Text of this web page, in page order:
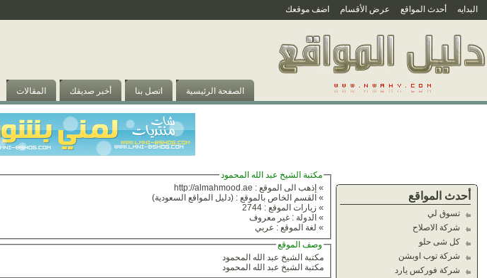
البدايه أحدث المواقع عرض الأقسام اضف موقعك
المقالات أخبر صديقك اتصل بنا الصفحة الرئيسية
أحدث المواقع
تسوق لي
شركة الاصلاح
كل شى حلو
شركة توب اوبشن
شركة فوركس يارد
مكتبة الشيخ عبد الله المحمود
» إذهب الى الموقع : http://almahmood.ae
» القسم الخاص بالموقع : (دليل المواقع السعودية)
» زيارات الموقع : 2744
» الدولة : غير معروف
» لغة الموقع : عربي
وصف الموقع
مكتبة الشيخ عبد الله المحمود
مكتبة الشيخ عبد الله المحمود